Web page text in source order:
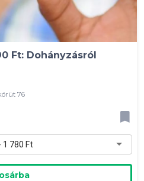
Ft: Dohányzásról
76
1 780 Ft